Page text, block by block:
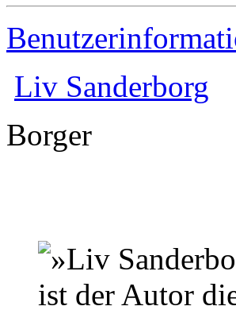
Liv Sanderborg
Borger